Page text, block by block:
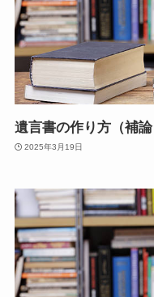
遺言書の作り方（補論
2025年3月19日